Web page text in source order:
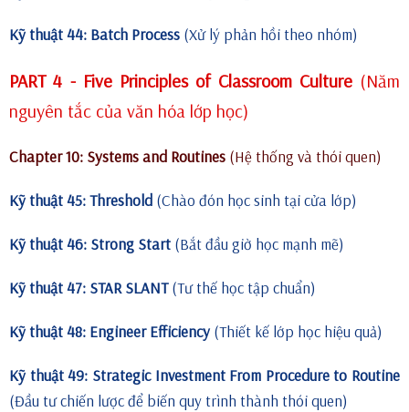
Kỹ thuật 44: Batch Process (Xử lý phản hồi theo nhóm)
PART 4 - Five Principles of Classroom Culture(Năm
nguyên tắc của văn hóa lớp học)
Chapter 10: Systems and Routines (Hệ thống và thói quen)
Kỹ thuật 45: Threshold (Chào đón học sinh tại cửa lớp)
Kỹ thuật 46: Strong Start (Bắt đầu giờ học mạnh mẽ)
Kỹ thuật 47: STAR SLANT(Tư thế học tập chuẩn)
Kỹ thuật 48: Engineer Efficiency (Thiết kế lớp học hiệu quả)
Kỹ thuật 49: Strategic Investment From Procedure to Routine
(Đầu tư chiến lược để biến quy trình thành thói quen)